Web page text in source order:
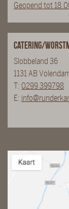
Geopend tot
Catering/
Slobbeland 36
1131 AB
T: 0299 399798
E: